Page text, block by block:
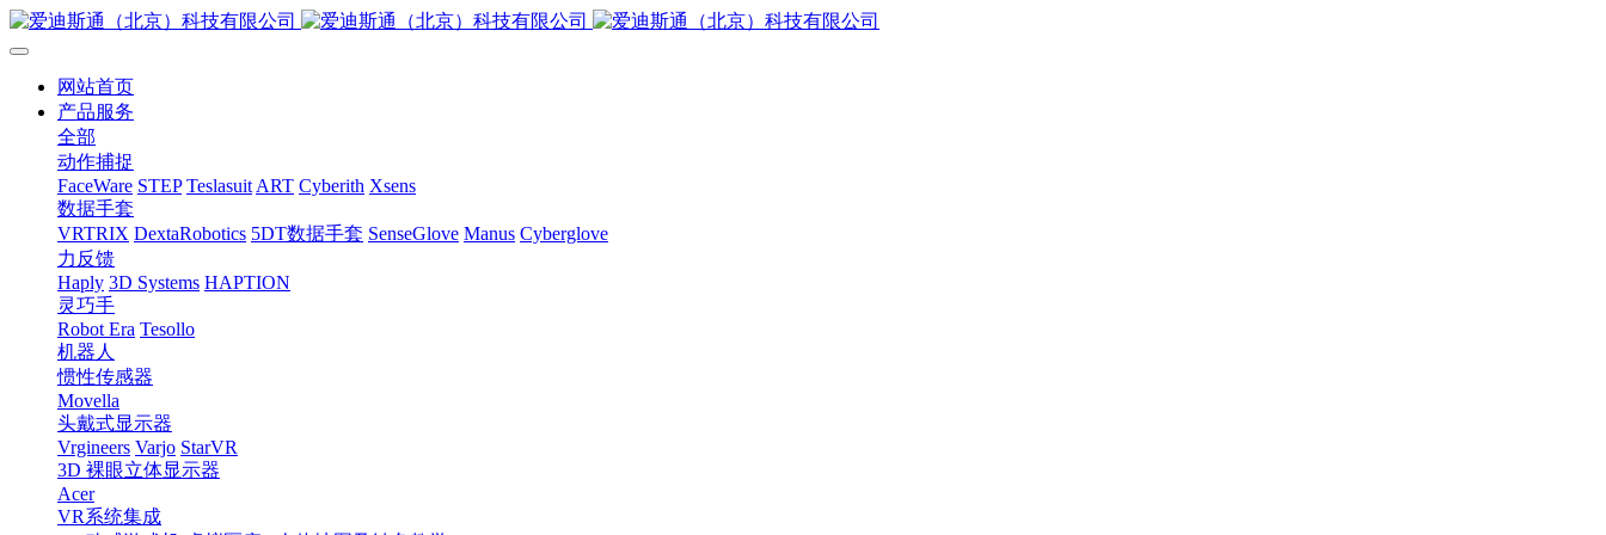
网站首页
产品服务
全部
动作捕捉
FaceWare STEP Teslasuit ART Cyberith Xsens
数据手套
VRTRIX DextaRobotics 5DT数据手套 SenseGlove Manus Cyberglove
力反馈
Haply 3D Systems HAPTION
灵巧手
Robot Era Tesollo
机器人
惯性传感器
Movella
头戴式显示器
Vrgineers Varjo StarVR
3D 裸眼立体显示器
Acer
VR系统集成